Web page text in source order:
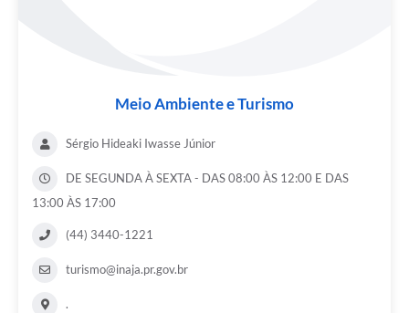
Meio Ambiente e Turismo
Sérgio Hideaki Iwasse Júnior
DE SEGUNDA À SEXTA - DAS 08:00 ÀS 12:00 E DAS
13:00 ÀS 17:00
(44) 3440-1221
turismo@inaja.pr.gov.br
.